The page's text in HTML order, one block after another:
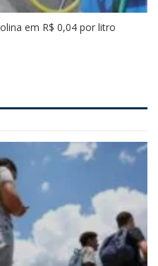
em R$ 0,04 por litro